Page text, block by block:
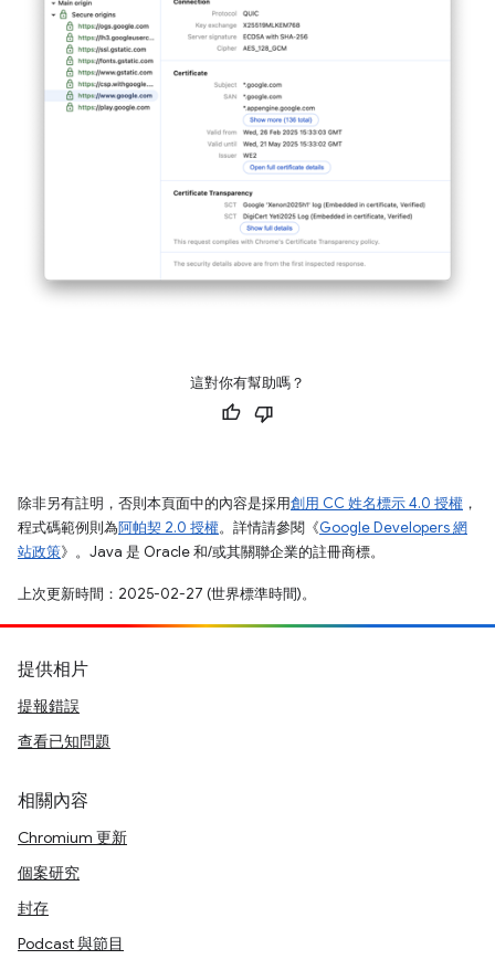
這對你有幫助嗎？
除非另有註明，否則本頁面中的內容是採用創用 CC 姓名標示 4.0 授權 ，
程式碼範例則為阿帕契 2.0 授權。詳情請參閱《Google Developers 網
站政策》。Java 是 Oracle 和/或其關聯企業的註冊商標。
上次更新時間：2025-02-27 (世界標準時間)。
提供相片
提報錯誤
查看已知問題
相關內容
Chromium 更新
個案研究
封存
Podcast 與節目